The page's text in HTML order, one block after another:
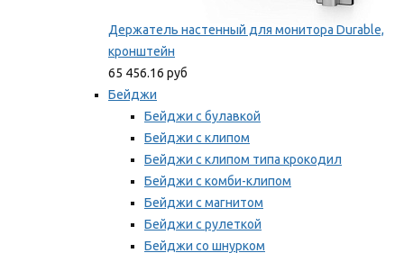
Держатель настенный для монитора Durable,
кронштейн
65 456.16 руб
Бейджи
Бейджи с булавкой
Бейджи с клипом
Бейджи с клипом типа крокодил
Бейджи с комби-клипом
Бейджи с магнитом
Бейджи с рулеткой
Бейджи со шнурком